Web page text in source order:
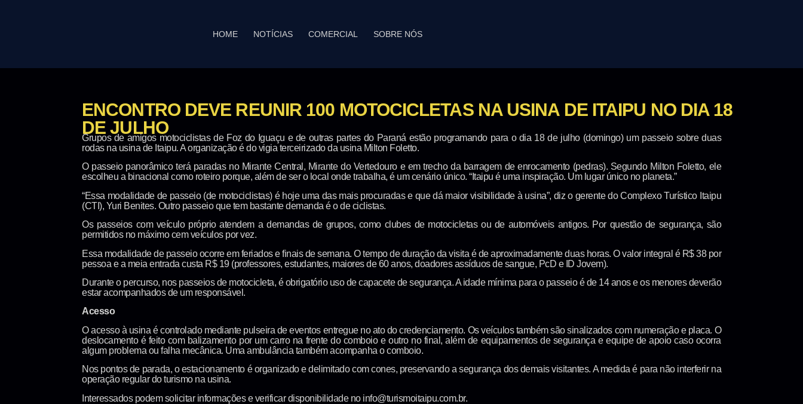
HOME NOTÍCIAS COMERCIAL SOBRE NÓS
ENCONTRO DEVE REUNIR 100 MOTOCICLETAS NA USINA DE ITAIPU NO DIA 18
DE JULHO
Grupos de amigos motociclistas de Foz do Iguaçu e de outras partes do Paraná estão programando para o dia 18 de julho (domingo) um passeio sobre duas
rodas na usina de Itaipu. A organização é do vigia terceirizado da usina Milton Foletto.
O passeio panorâmico terá paradas no Mirante Central, Mirante do Vertedouro e em trecho da barragem de enrocamento (pedras). Segundo Milton Foletto, ele
escolheu a binacional como roteiro porque, além de ser o local onde trabalha, é um cenário único. “Itaipu é uma inspiração. Um lugar único no planeta.”
“Essa modalidade de passeio (de motociclistas) é hoje uma das mais procuradas e que dá maior visibilidade à usina”, diz o gerente do Complexo Turístico Itaipu
(CTI), Yuri Benites. Outro passeio que tem bastante demanda é o de ciclistas.
Os passeios com veículo próprio atendem a demandas de grupos, como clubes de motocicletas ou de automóveis antigos. Por questão de segurança, são
permitidos no máximo cem veículos por vez.
Essa modalidade de passeio ocorre em feriados e finais de semana. O tempo de duração da visita é de aproximadamente duas horas. O valor integral é R$ 38 por
pessoa e a meia entrada custa R$ 19 (professores, estudantes, maiores de 60 anos, doadores assíduos de sangue, PcD e ID Jovem).
Durante o percurso, nos passeios de motocicleta, é obrigatório uso de capacete de segurança. A idade mínima para o passeio é de 14 anos e os menores deverão
estar acompanhados de um responsável.
Acesso
O acesso à usina é controlado mediante pulseira de eventos entregue no ato do credenciamento. Os veículos também são sinalizados com numeração e placa. O
deslocamento é feito com balizamento por um carro na frente do comboio e outro no final, além de equipamentos de segurança e equipe de apoio caso ocorra
algum problema ou falha mecânica. Uma ambulância também acompanha o comboio.
Nos pontos de parada, o estacionamento é organizado e delimitado com cones, preservando a segurança dos demais visitantes. A medida é para não interferir na
operação regular do turismo na usina.
Interessados podem solicitar informações e verificar disponibilidade no info@turismoitaipu.com.br.